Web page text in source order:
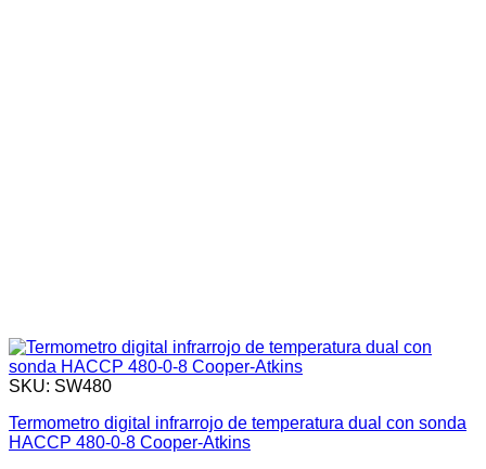
SKU: SW480
Termometro digital infrarrojo de temperatura dual con sonda
HACCP 480-0-8 Cooper-Atkins